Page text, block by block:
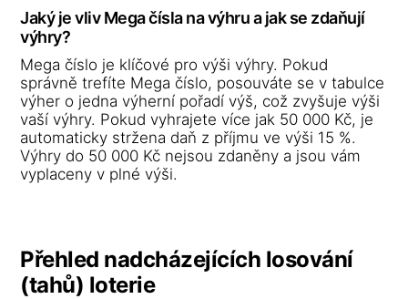
Jaký je vliv Mega čísla na výhru a jak se zdaňují
výhry?
Mega číslo je klíčové pro výši výhry. Pokud
správně trefíte Mega číslo, posouváte se v tabulce
výher o jedna výherní pořadí výš, což zvyšuje výši
vaší výhry. Pokud vyhrajete více jak 50 000 Kč, je
automaticky stržena daň z příjmu ve výši 15 %.
Výhry do 50 000 Kč nejsou zdaněny a jsou vám
vyplaceny v plné výši.
Přehled nadcházejících losování
(tahů) loterie